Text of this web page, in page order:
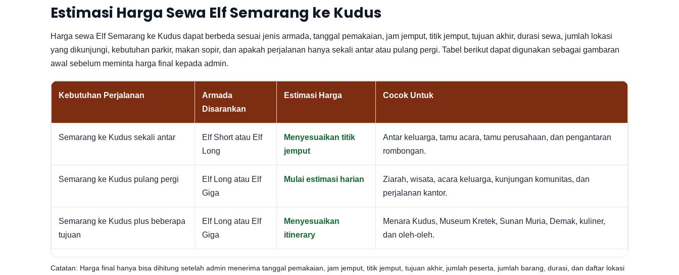
Estimasi Harga Sewa Elf Semarang ke Kudus
Harga sewa Elf Semarang ke Kudus dapat berbeda sesuai jenis armada, tanggal pemakaian, jam jemput, titik jemput, tujuan akhir, durasi sewa, jumlah lokasi
yang dikunjungi, kebutuhan parkir, makan sopir, dan apakah perjalanan hanya sekali antar atau pulang pergi. Tabel berikut dapat digunakan sebagai gambaran
awal sebelum meminta harga final kepada admin.
Kebutuhan Perjalanan
Armada
Disarankan
Estimasi Harga Cocok Untuk
Semarang ke Kudus sekali antar
Elf Short atau Elf
Long
Menyesuaikan titik
jemput
Antar keluarga, tamu acara, tamu perusahaan, dan pengantaran
rombongan.
Semarang ke Kudus pulang pergi
Elf Long atau Elf
Giga
Mulai estimasi harian
Ziarah, wisata, acara keluarga, kunjungan komunitas, dan
perjalanan kantor.
Semarang ke Kudus plus beberapa
tujuan
Elf Long atau Elf
Giga
Menyesuaikan
itinerary
Menara Kudus, Museum Kretek, Sunan Muria, Demak, kuliner,
dan oleh-oleh.
Catatan: Harga final hanya bisa dihitung setelah admin menerima tanggal pemakaian, jam jemput, titik jemput, tujuan akhir, jumlah peserta, jumlah barang, durasi, dan daftar lokasi